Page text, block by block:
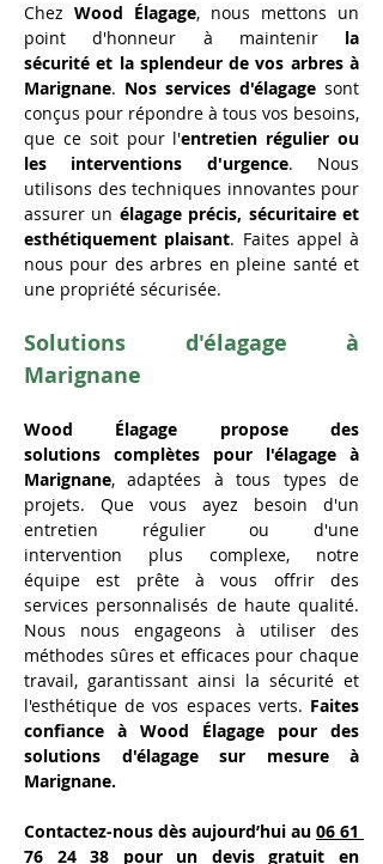
Chez Wood Élagage, nous mettons un
point d'honneur à maintenir la
sécurité et la splendeur de vos arbres à
Marignane. Nos services d'élagage sont
conçus pour répondre à tous vos besoins,
que ce soit pour l'entretien régulier ou
les interventions d'urgence. Nous
utilisons des techniques innovantes pour
assurer un élagage précis, sécuritaire et
esthétiquement plaisant. Faites appel à
nous pour des arbres en pleine santé et
une propriété sécurisée.
Solutions d'élagage à
Marignane
Wood Élagage propose des
solutions complètes pour l'élagage à
Marignane, adaptées à tous types de
projets. Que vous ayez besoin d'un
entretien régulier ou d'une
intervention plus complexe, notre
équipe est prête à vous offrir des
services personnalisés de haute qualité.
Nous nous engageons à utiliser des
méthodes sûres et efficaces pour chaque
travail, garantissant ainsi la sécurité et
l'esthétique de vos espaces verts. Faites
confiance à Wood Élagage pour des
solutions d'élagage sur mesure à
Marignane.
Contactez-nous dès aujourd’hui au 06 61
76 24 38 pour un devis gratuit en